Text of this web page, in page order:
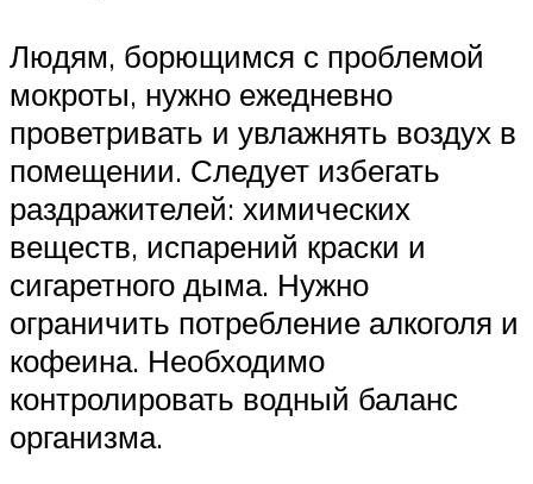
Людям, борющимся с проблемой
мокроты, нужно ежедневно
проветривать и увлажнять воздух в
помещении. Следует избегать
раздражителей: химических
веществ, испарений краски и
сигаретного дыма. Нужно
ограничить потребление алкоголя и
кофеина. Необходимо
контролировать водный баланс
организма.